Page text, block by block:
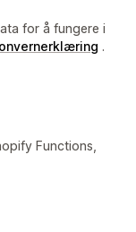
for å fungere i
.
Functions,